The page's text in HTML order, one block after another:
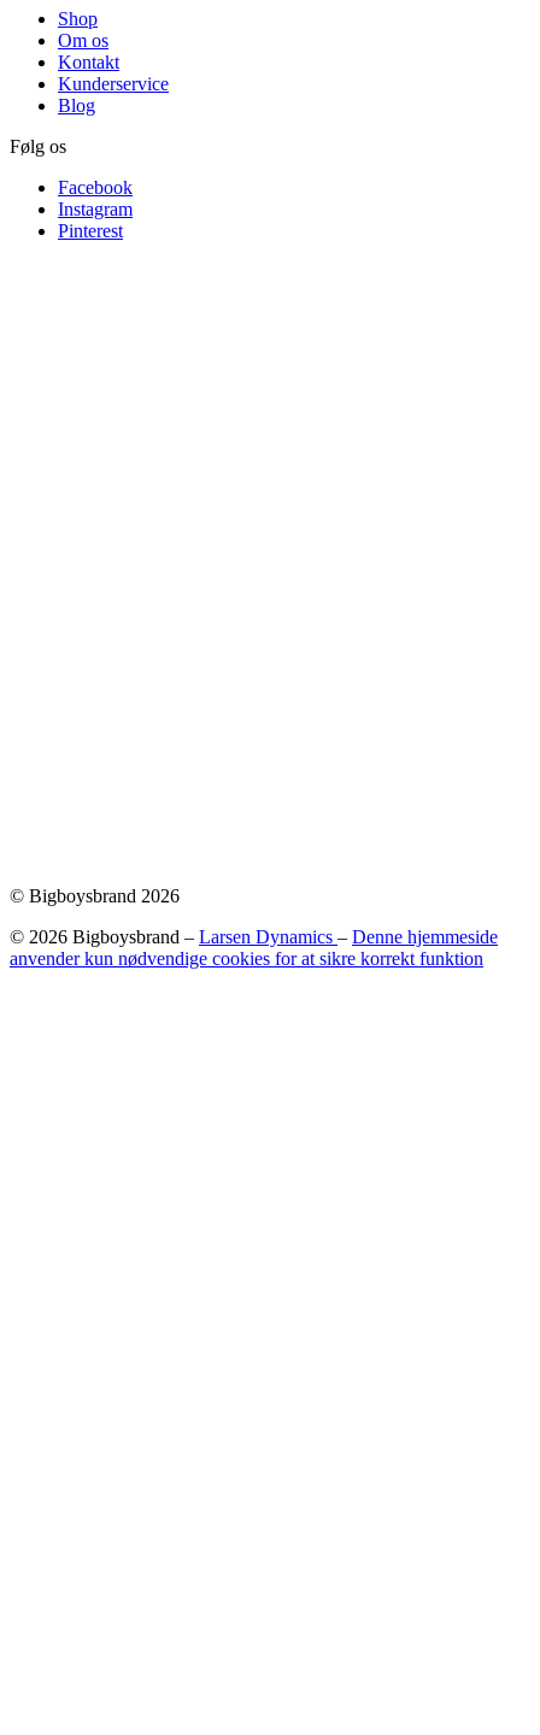
Shop
Om os
Kontakt
Kunderservice
Blog
Følg os
Facebook
Instagram
Pinterest
© Bigboysbrand 2026
© 2026 Bigboysbrand – Larsen Dynamics – Denne hjemmeside
anvender kun nødvendige cookies for at sikre korrekt funktion